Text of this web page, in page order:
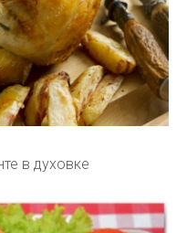
в духовке